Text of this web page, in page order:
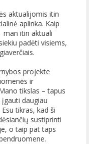
aktualijomis itin
aplinka. Kaip
itin aktuali
padėti visiems,
projekte
ir
tikslas – tapus
daugiau
tikras, kad ši
sustiprinti
o taip pat taps